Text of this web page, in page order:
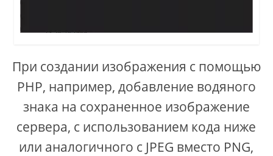
При создании изображения с помощью
PHP, например, добавление водяного
знака на сохраненное изображение
сервера, с использованием кода ниже
или аналогичного с JPEG вместо PNG,